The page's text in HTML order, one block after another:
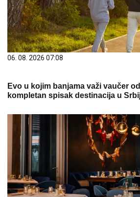
06. 08. 2026 07:08
Evo u kojim banjama važi vaučer
kompletan spisak destinacija u